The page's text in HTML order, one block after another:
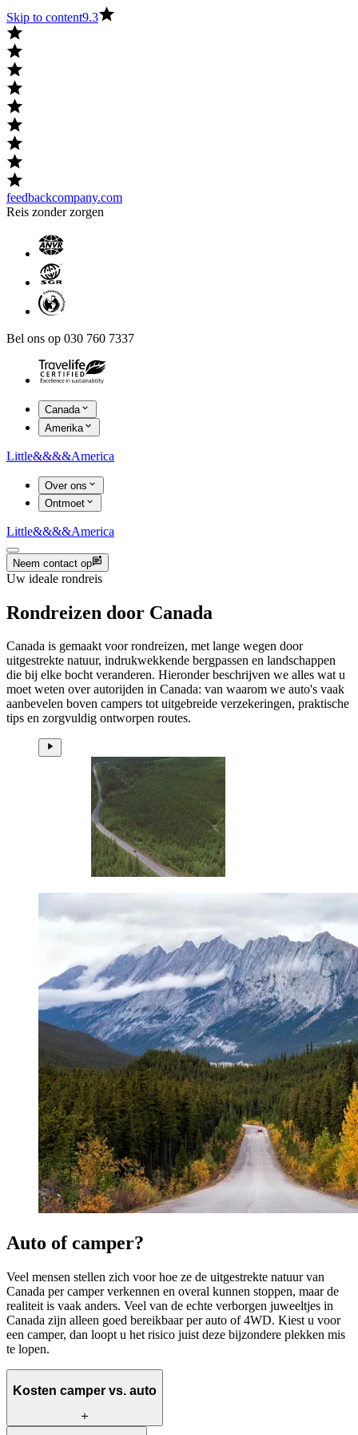
Skip to content9.3
feedbackcompany.com
Reis zonder zorgen
Bel ons op 030 760 7337
Canada
Amerika
Little&&&&America
Over ons
Ontmoet
Little&&&&America
Neem contact op
Uw ideale rondreis
Rondreizen door Canada
Canada is gemaakt voor rondreizen, met lange wegen door
uitgestrekte natuur, indrukwekkende bergpassen en landschappen
die bij elke bocht veranderen. Hieronder beschrijven we alles wat u
moet weten over autorijden in Canada: van waarom we auto's vaak
aanbevelen boven campers tot uitgebreide verzekeringen, praktische
tips en zorgvuldig ontworpen routes.
Auto of camper?
Veel mensen stellen zich voor hoe ze de uitgestrekte natuur van
Canada per camper verkennen en overal kunnen stoppen, maar de
realiteit is vaak anders. Veel van de echte verborgen juweeltjes in
Canada zijn alleen goed bereikbaar per auto of 4WD. Kiest u voor
een camper, dan loopt u het risico juist deze bijzondere plekken mis
te lopen.
Kosten camper vs. auto